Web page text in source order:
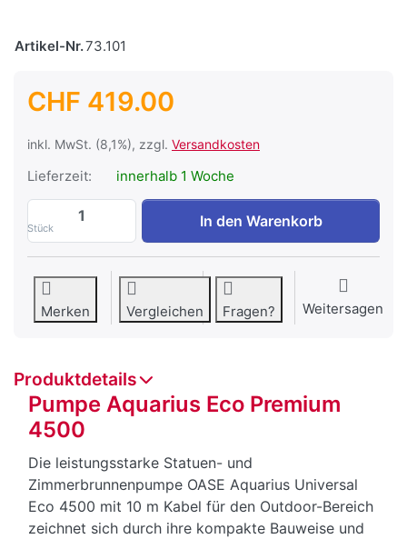
Artikel-Nr.73.101
CHF 419.00
inkl. MwSt. (8,1%), zzgl. Versandkosten
Lieferzeit: innerhalb 1 Woche
Stück
Pumpe Aquarius Eco Premium 4500 zu
In den Warenkorb
Merken Vergleichen Fragen? Weitersagen
Produktdetails
Pumpe Aquarius Eco Premium
4500
Die leistungsstarke Statuen- und
Zimmerbrunnenpumpe OASE Aquarius Universal
Eco 4500 mit 10 m Kabel für den Outdoor-Bereich
zeichnet sich durch ihre kompakte Bauweise und